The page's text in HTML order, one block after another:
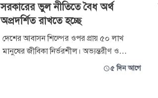
সরকারের ভুল নীতিতে বৈধ অর্থ
অপ্রদর্শিত রাখতে হচ্ছে
দেশের আবাসন শিল্পের ওপর প্রায় ৫০ লাখ
মানুষের জীবিকা নির্ভরশীল। অভ্যন্তরীণ ও
আন্তর্জাতিক হরেক নেতিবাচক প্রভাব পড়েছে এ
৫ দিন আগে